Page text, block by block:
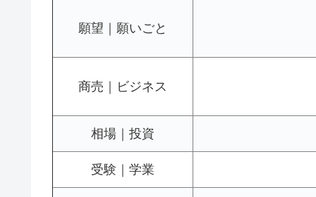
願望｜願いごと
商売｜ビジネス
相場｜投資
受験｜学業